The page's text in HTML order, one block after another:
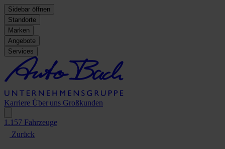
Sidebar öffnen
Standorte
Marken
Angebote
Services
Karriere Über uns Großkunden
1.157 Fahrzeuge
Zurück